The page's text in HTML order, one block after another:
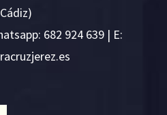
682 924 639 | E:
se.ze
rejzu